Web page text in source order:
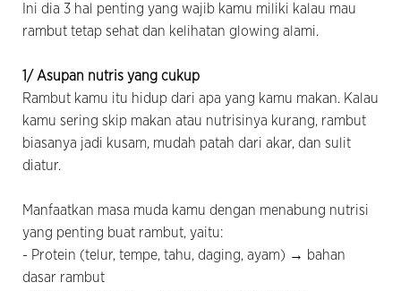
Ini dia 3 hal penting yang wajib kamu miliki kalau mau
rambut tetap sehat dan kelihatan glowing alami.
1/ Asupan nutris yang cukup
Rambut kamu itu hidup dari apa yang kamu makan. Kalau
kamu sering skip makan atau nutrisinya kurang, rambut
biasanya jadi kusam, mudah patah dari akar, dan sulit
diatur.
Manfaatkan masa muda kamu dengan menabung nutrisi
yang penting buat rambut, yaitu:
- Protein (telur, tempe, tahu, daging, ayam) → bahan
dasar rambut